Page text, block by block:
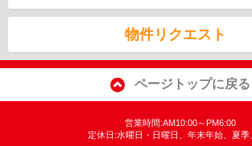
物件リクエスト
ページトップに戻る
営業時間:AM10:00～PM6:00
定休日:水曜日・日曜日、年末年始、夏季